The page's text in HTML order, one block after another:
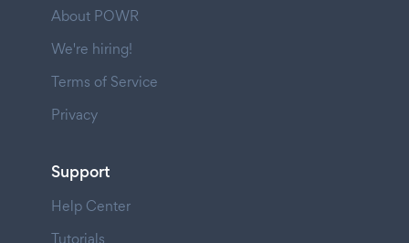
About POWR
We're hiring!
Terms of Service
Privacy
Support
Help Center